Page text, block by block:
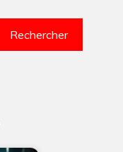
Rechercher